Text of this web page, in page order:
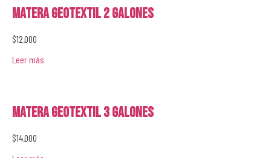
Matera GeoTextil 2 galones
$12.000
Leer más
Matera GeoTextil 3 galones
$14.000